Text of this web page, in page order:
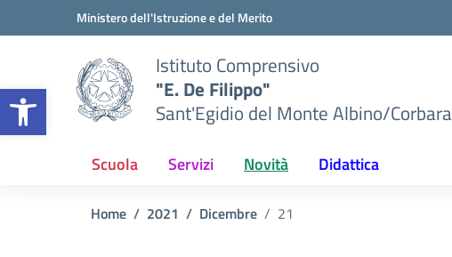
Apri la barra degli strumenti
Vai ai contenuti
Vai al menu di navigazioneMinistero dell'Istruzione e del Merito
Istituto Comprensivo
"E. De Filippo"
Sant'Egidio del Monte Albino/Corbara
Scuola Servizi Novità Didattica
Home 2021 Dicembre 21